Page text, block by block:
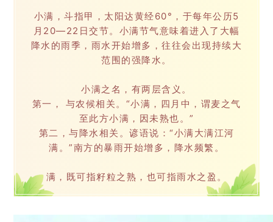
小满，斗指甲，太阳达黄经60°，于每年公历5
月20—22日交节。小满节气意味着进入了大幅
降水的雨季，雨水开始增多，往往会出现持续大
范围的强降水。
小满之名，有两层含义。
第一， 与农候相关。“小满，四月中，谓麦之气
至此方小满，因未熟也。”
第二，与降水相关。谚语说：“小满大满江河
满。”南方的暴雨开始增多，降水频繁。
满，既可指籽粒之熟，也可指雨水之盈。